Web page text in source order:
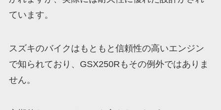
ています。
スズキのバイクはもともと信頼性の高いエンジン
で知られており、GSX250Rもその例外ではありま
せん。